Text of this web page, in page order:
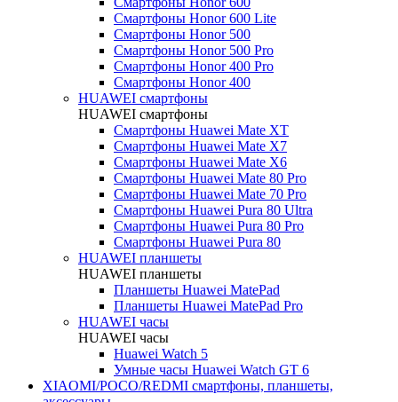
Смартфоны Honor 600 Lite
Смартфоны Honor 500
Смартфоны Honor 500 Pro
Смартфоны Honor 400 Pro
Смартфоны Honor 400
HUAWEI cмартфоны
HUAWEI cмартфоны
Смартфоны Huawei Mate XT
Смартфоны Huawei Mate X7
Смартфоны Huawei Mate X6
Смартфоны Huawei Mate 80 Pro
Смартфоны Huawei Mate 70 Pro
Смартфоны Huawei Pura 80 Ultra
Смартфоны Huawei Pura 80 Pro
Смартфоны Huawei Pura 80
HUAWEI планшеты
HUAWEI планшеты
Планшеты Huawei MatePad
Планшеты Huawei MatePad Pro
HUAWEI часы
HUAWEI часы
Huawei Watch 5
Умные часы Huawei Watch GT 6
XIAOMI/POCO/REDMI cмартфоны, планшеты,